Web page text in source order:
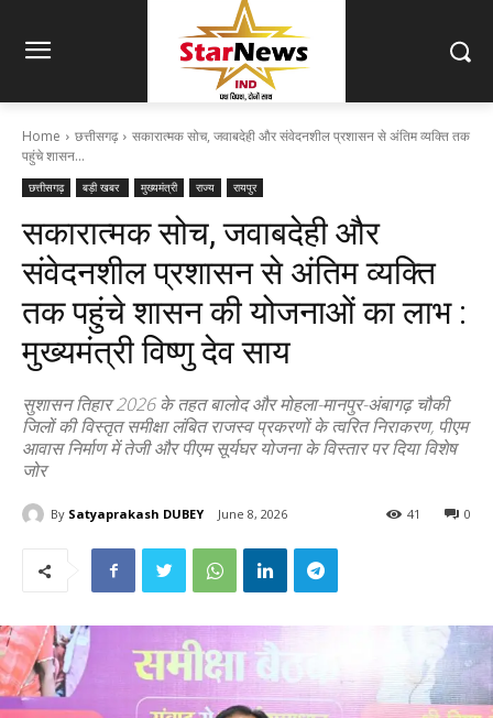
Home छत्तीसगढ़
सकारात्मक सोच, जवाबदेही और संवेदनशील प्रशासन से अंतिम व्यक्ति तक
पहुंचे शासन...
छत्तीसगढ़ बड़ी खबर मुख्यमंत्री राज्य रायपुर
सकारात्मक सोच, जवाबदेही और
संवेदनशील प्रशासन से अंतिम व्यक्ति
तक पहुंचे शासन की योजनाओं का लाभ :
मुख्यमंत्री विष्णु देव साय
सुशासन तिहार 2026 के तहत बालोद और मोहला-मानपुर-अंबागढ़ चौकी
जिलों की विस्तृत समीक्षा लंबित राजस्व प्रकरणों के त्वरित निराकरण, पीएम
आवास निर्माण में तेजी और पीएम सूर्यघर योजना के विस्तार पर दिया विशेष
जोर
By Satyaprakash DUBEY June 8, 2026 0
41